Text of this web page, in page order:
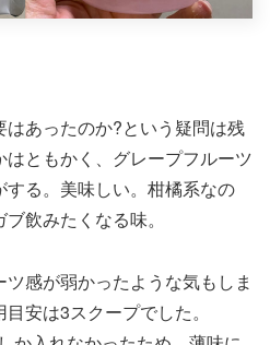
あったのか?という疑問は残
ともかく、グレープフルーツ
る。美味しい。柑橘系なの
飲みたくなる味。
感が弱かったような気もしま
安は3スクープでした。